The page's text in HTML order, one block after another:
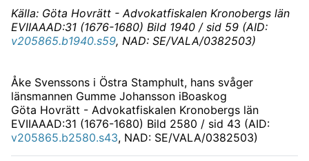
Källa: Göta Hovrätt - Advokatfiskalen Kronobergs län
EVIIAAAD:31 (1676-1680) Bild 1940 / sid 59 (AID:
v205865.b1940.s59, NAD: SE/VALA/0382503)
Åke Svenssons i Östra Stamphult, hans svåger
länsmannen Gumme Johansson iBoaskog
Göta Hovrätt - Advokatfiskalen Kronobergs län
EVIIAAAD:31 (1676-1680) Bild 2580 / sid 43 (AID:
v205865.b2580.s43, NAD: SE/VALA/0382503)